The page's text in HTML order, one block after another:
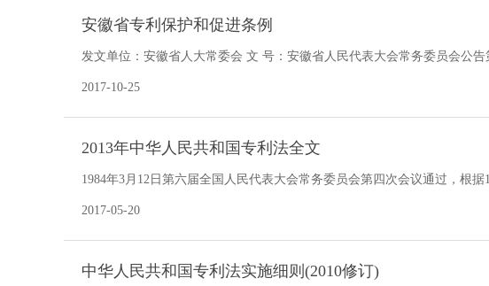
安徽省专利保护和促进条例
发文单位：安徽省人大常委会 文 号：安徽省人民代表大会常务委员会公告
2017-10-25
2013年中华人民共和国专利法全文
1984年3月12日第六届全国人民代表大会常务委员会第四次会议通过，根
2017-05-20
中华人民共和国专利法实施细则(2010修订)